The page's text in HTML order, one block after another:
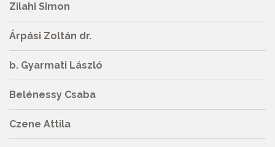
Zilahi Simon
Árpási Zoltán dr.
b. Gyarmati László
Belénessy Csaba
Czene Attila